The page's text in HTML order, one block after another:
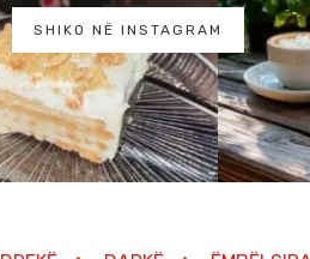
SHIKO NË INSTAGRAM